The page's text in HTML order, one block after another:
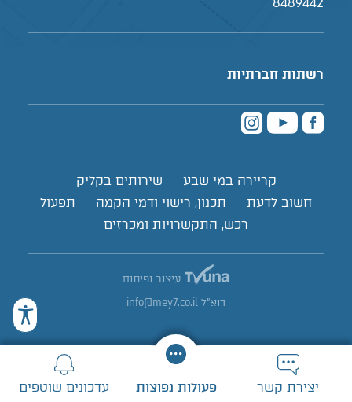
יצירת קשר פעולות נפוצות עדכונים שוטפים
רשתות חברתיות
קריירה במי שבע
שירותים בקליק
חשוב לדעת
תכנון, רישוי ודמי הקמה
תפעול
רכש, התקשרויות ומכרזים
עיצוב ופיתוח
דוא"לinfo@mey7.co.il